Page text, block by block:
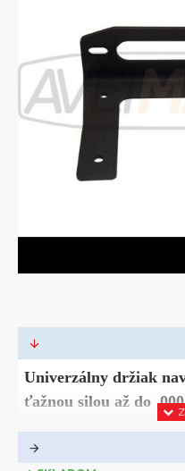
Univerzálny držiak
ťažnou silou až do
(čierny)